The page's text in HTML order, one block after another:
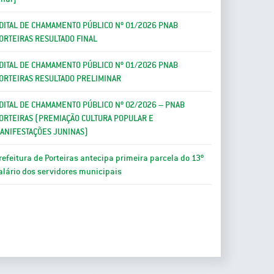
DE CHAMAMENTO PÚBLICO Nº 01/2026 PNAB
RESULTADO FINAL
DE CHAMAMENTO PÚBLICO Nº 01/2026 PNAB
RESULTADO PRELIMINAR
DE CHAMAMENTO PÚBLICO Nº 02/2026 – PNAB
(PREMIAÇÃO CULTURA POPULAR E
JUNINAS)
de Porteiras antecipa primeira parcela do 13º
dos servidores municipais